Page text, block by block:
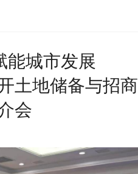
能城市发展
土地储备与招商
会